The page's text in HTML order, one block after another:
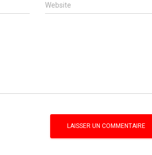
Website